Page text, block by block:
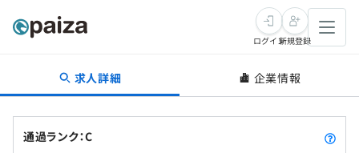
転職・キャリア
ログイン新規登録
求人詳細 企業情報
通過ランク：C